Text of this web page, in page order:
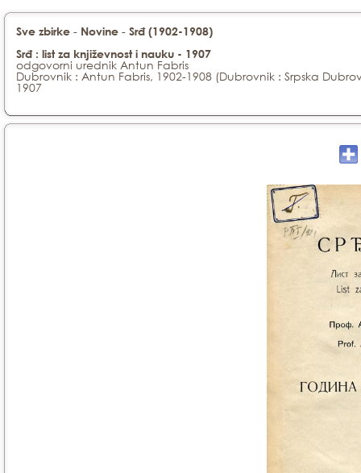
Sve zbirke - Novine - Srđ (1902-1908)
Srđ : list za književnost i nauku - 1907
odgovorni urednik Antun Fabris
Dubrovnik : Antun Fabris, 1902-1908 (Dubrovnik : Srpska
1907